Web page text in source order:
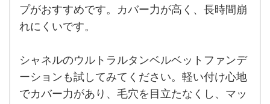
プがおすすめです。カバー力が高く、長時間崩
れにくいです。
シャネルのウルトラルタンベルベットファンデ
ーションも試してみてください。軽い付け心地
でカバー力があり、毛穴を目立たなくし、マッ